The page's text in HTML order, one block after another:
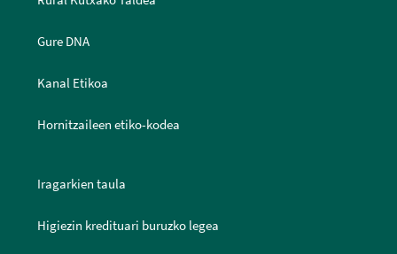
Gure DNA
Kanal Etikoa
Hornitzaileen etiko-kodea
Iragarkien taula
Higiezin kredituari buruzko legea